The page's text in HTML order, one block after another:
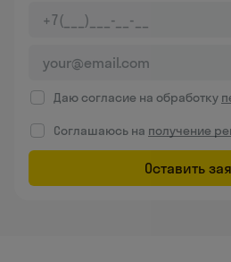
Даю согласие на обработку
Соглашаюсь на получение
Оставить